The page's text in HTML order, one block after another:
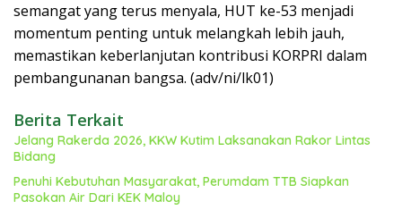
semangat yang terus menyala, HUT ke-53 menjadi
momentum penting untuk melangkah lebih jauh,
memastikan keberlanjutan kontribusi KORPRI dalam
pembangunanan bangsa. (adv/ni/lk01)
Berita Terkait
Jelang Rakerda 2026, KKW Kutim Laksanakan Rakor Lintas
Bidang
Penuhi Kebutuhan Masyarakat, Perumdam TTB Siapkan
Pasokan Air Dari KEK Maloy